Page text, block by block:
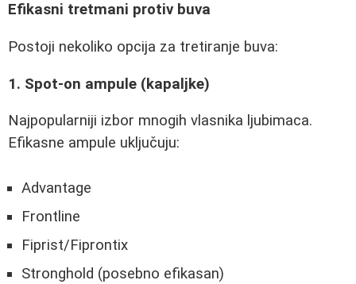
Efikasni tretmani protiv buva
Postoji nekoliko opcija za tretiranje buva:
1. Spot-on ampule (kapaljke)
Najpopularniji izbor mnogih vlasnika ljubimaca.
Efikasne ampule uključuju:
Advantage
Frontline
Fiprist/Fiprontix
Stronghold (posebno efikasan)